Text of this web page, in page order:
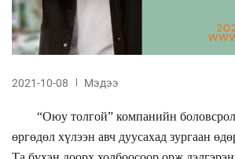
2021-10-08 Мэдээ
“Оюу толгой” компанийн
өргөдөл хүлээн авч дуусахад зургаан